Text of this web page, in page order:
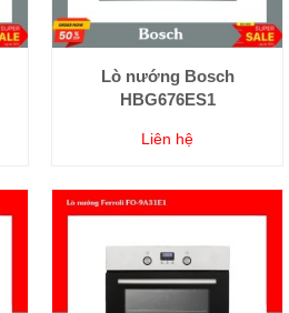
Lò nướng Bosch
HBG676ES1
Liên hệ